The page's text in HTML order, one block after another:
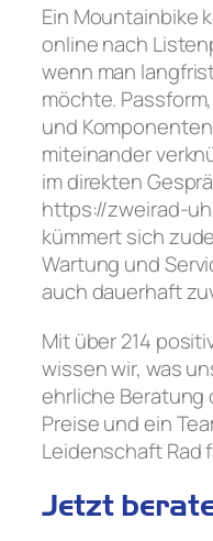
Ein Mountainbike
online nach
wenn man
möchte.
und
miteinander
im direkten
https://zweirad-
kümmert sich
Wartung und
auch dauerhaft
Mit über 214
wissen wir, was
ehrliche Beratung
Preise und ein
Leidenschaft Rad
Jetzt